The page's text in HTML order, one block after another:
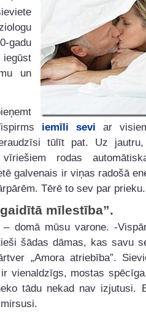
gadu
iegūst
un
iemīli sevi ar
tūlīt pat. Uz
rodas
galvenais ir viņas radošā
Tērē to sev par prieku.
mīlestība”.
domā mūsu varone. -
šādas dāmas, kas savu
„Amora atriebība”.
vienaldzīgs, mostas
tādu nekad nav izjutusi.